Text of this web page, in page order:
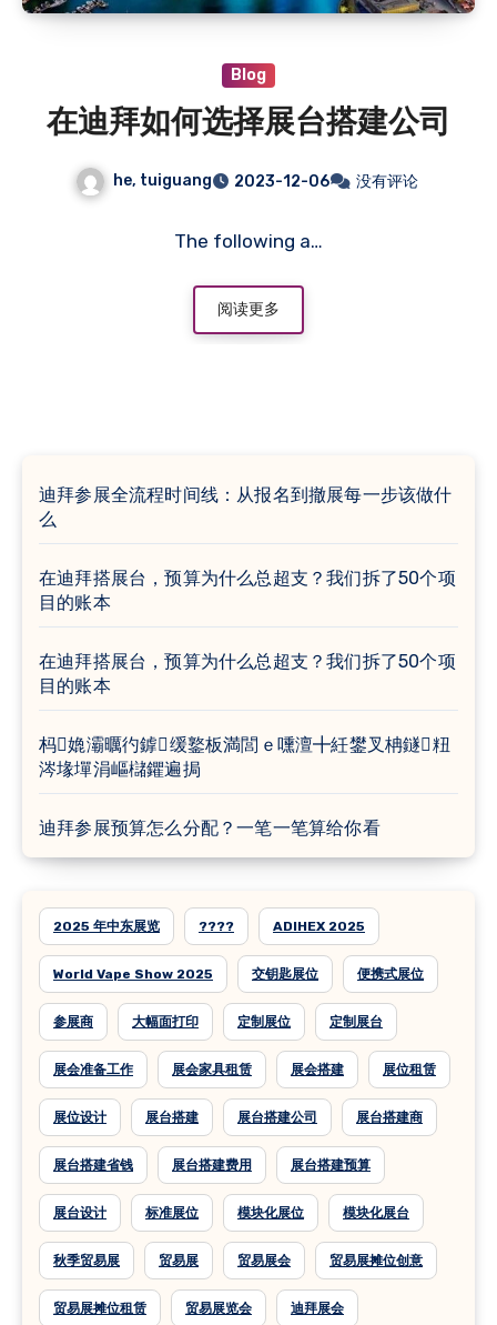
Blog
在迪拜如何选择展台搭建公司
he, tuiguang 2023-12-06 没有评论
The following a…
阅读更多
迪拜参展全流程时间线：从报名到撤展每一步该做什
么
在迪拜搭展台，预算为什么总超支？我们拆了50个项
目的账本
在迪拜搭展台，预算为什么总超支？我们拆了50个项
目的账本
杩嫓灞曞彴鎼缓鐜板満閭ｅ嚑澶╋紝鐢叉柟鐩粈
涔堟墠涓嶇櫧鑺遍挶
迪拜参展预算怎么分配？一笔一笔算给你看
2025 年中东展览 ???? ADIHEX 2025
World Vape Show 2025 交钥匙展位 便携式展位
参展商 大幅面打印 定制展位 定制展台
展会准备工作 展会家具租赁 展会搭建 展位租赁
展位设计 展台搭建 展台搭建公司 展台搭建商
展台搭建省钱 展台搭建费用 展台搭建预算
展台设计 标准展位 模块化展位 模块化展台
秋季贸易展 贸易展 贸易展会 贸易展摊位创意
贸易展摊位租赁 贸易展览会 迪拜展会